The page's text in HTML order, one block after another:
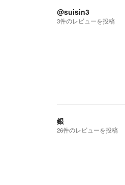
@suisin3
3件のレビューを投稿
銀
26件のレビューを投稿